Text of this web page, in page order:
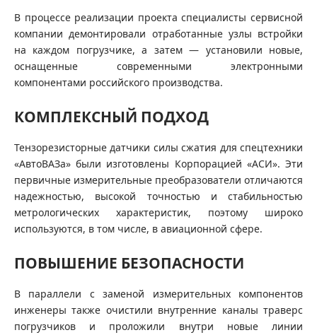
В процессе реализации проекта специалисты сервисной
компании демонтировали отработанные узлы встройки
на каждом погрузчике, а затем — установили новые,
оснащенные современными электронными
компонентами российского производства.
КОМПЛЕКСНЫЙ ПОДХОД
Тензорезисторные датчики силы сжатия для спецтехники
«АвтоВАЗа» были изготовлены Корпорацией «АСИ». Эти
первичные измерительные преобразователи отличаются
надежностью, высокой точностью и стабильностью
метрологических характеристик, поэтому широко
используются, в том числе, в авиационной сфере.
ПОВЫШЕНИЕ БЕЗОПАСНОСТИ
В параллели с заменой измерительных компонентов
инженеры также очистили внутренние каналы траверс
погрузчиков и проложили внутри новые линии